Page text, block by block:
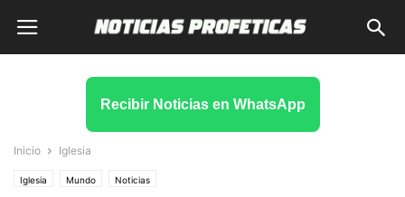
Recibir Noticias en WhatsApp
Inicio Iglesia
Iglesia Mundo Noticias